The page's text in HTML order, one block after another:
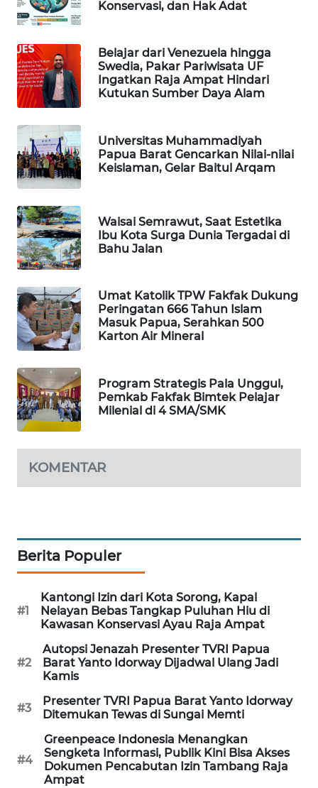
Konservasi, dan Hak Adat
Belajar dari Venezuela hingga
Swedia, Pakar Pariwisata UF
Ingatkan Raja Ampat Hindari
Kutukan Sumber Daya Alam
Universitas Muhammadiyah
Papua Barat Gencarkan Nilai-nilai
Keislaman, Gelar Baitul Arqam
Waisai Semrawut, Saat Estetika
Ibu Kota Surga Dunia Tergadai di
Bahu Jalan
Umat Katolik TPW Fakfak Dukung
Peringatan 666 Tahun Islam
Masuk Papua, Serahkan 500
Karton Air Mineral
Program Strategis Pala Unggul,
Pemkab Fakfak Bimtek Pelajar
Milenial di 4 SMA/SMK
KOMENTAR
Berita Populer
#1
Kantongi Izin dari Kota Sorong, Kapal
Nelayan Bebas Tangkap Puluhan Hiu di
Kawasan Konservasi Ayau Raja Ampat
#2
Autopsi Jenazah Presenter TVRI Papua
Barat Yanto Idorway Dijadwal Ulang Jadi
Kamis
#3
Presenter TVRI Papua Barat Yanto Idorway
Ditemukan Tewas di Sungai Memti
#4
Greenpeace Indonesia Menangkan
Sengketa Informasi, Publik Kini Bisa Akses
Dokumen Pencabutan Izin Tambang Raja
Ampat
SIBARAGAS
NEWS
METRO
SIANTAR
METRO
MEDAN
NEWS
METRO
JAKARTA
NEWS
KRT
NEWS
KARING
NEWS
JURNAL
MARITIM
FISUELRI
ID
ENERGI
NEWS
CILEUNGSI
NEWS
BERKAT
NEWS
BERAMPU
NEWS